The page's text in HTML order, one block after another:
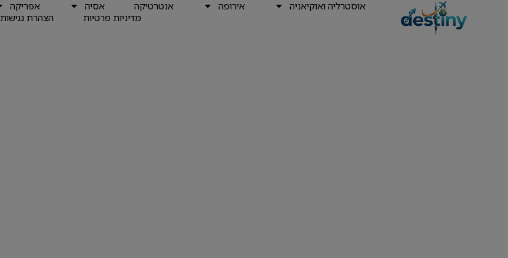
אוסטרליה ואוקיאניה אירופה אנטרטיקה אסיה אפריקה
מדיניות פרטיות
הצהרת נגישות